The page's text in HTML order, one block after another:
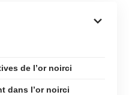
de l’or noirci
dans l’or noirci